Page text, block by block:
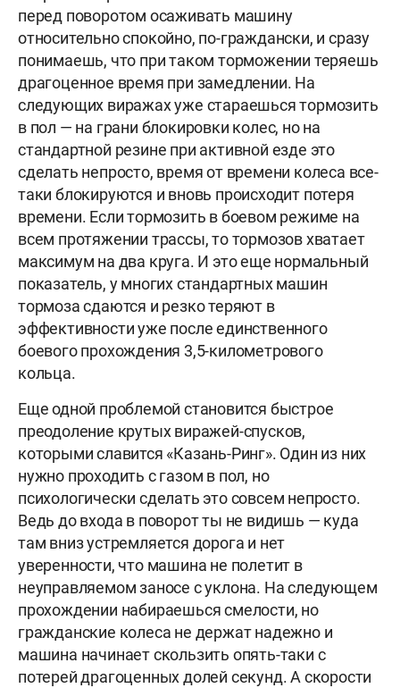
перед поворотом осаживать машину
относительно спокойно, по-граждански, и сразу
понимаешь, что при таком торможении теряешь
драгоценное время при замедлении. На
следующих виражах уже стараешься тормозить
в пол — на грани блокировки колес, но на
стандартной резине при активной езде это
сделать непросто, время от времени колеса все-
таки блокируются и вновь происходит потеря
времени. Если тормозить в боевом режиме на
всем протяжении трассы, то тормозов хватает
максимум на два круга. И это еще нормальный
показатель, у многих стандартных машин
тормоза сдаются и резко теряют в
эффективности уже после единственного
боевого прохождения 3,5-километрового
кольца.
Еще одной проблемой становится быстрое
преодоление крутых виражей-спусков,
которыми славится «Казань-Ринг». Один из них
нужно проходить с газом в пол, но
психологически сделать это совсем непросто.
Ведь до входа в поворот ты не видишь — куда
там вниз устремляется дорога и нет
уверенности, что машина не полетит в
неуправляемом заносе с уклона. На следующем
прохождении набираешься смелости, но
гражданские колеса не держат надежно и
машина начинает скользить опять-таки с
потерей драгоценных долей секунд. А скорости